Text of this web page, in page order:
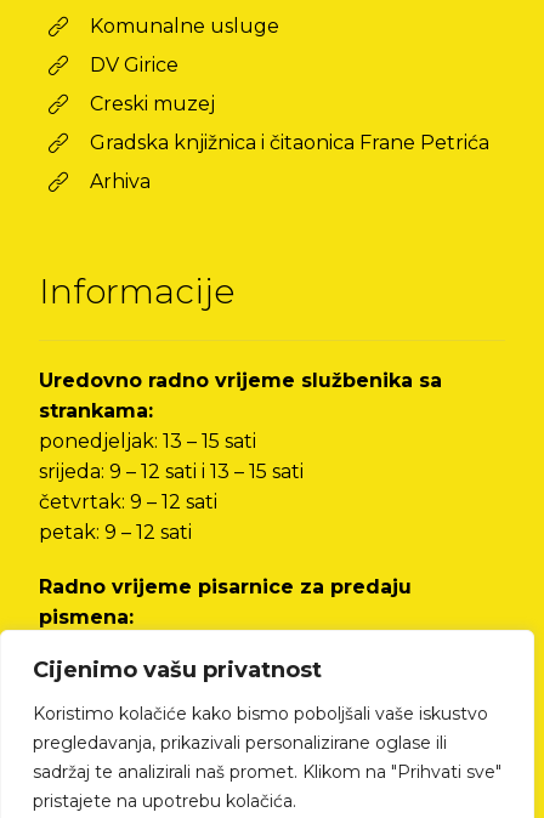
Cijenimo vašu privatnost
Koristimo kolačiće kako bismo poboljšali vaše iskustvo
pregledavanja, prikazivali personalizirane oglase ili
sadržaj te analizirali naš promet. Klikom na "Prihvati sve"
pristajete na upotrebu kolačića.
Komunalne usluge
DV Girice
Creski muzej
Gradska knjižnica i čitaonica Frane Petrića
Arhiva
Informacije
Uredovno radno vrijeme službenika sa
strankama:
ponedjeljak: 13 – 15 sati
srijeda: 9 – 12 sati i 13 – 15 sati
četvrtak: 9 – 12 sati
petak: 9 – 12 sati
Radno vrijeme pisarnice za predaju
pismena:
do 15 sati
Izjava o pristupačnosti